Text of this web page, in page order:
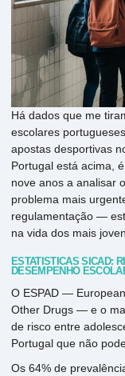
Há dados que me
escolares
apostas desportivas
Portugal está acima,
nove anos a analisar
problema mais
regulamentação —
na vida dos mais
ESTATÍSTICAS SICAD:
DESEMPENHO
O ESPAD —
Other Drugs — e o
de risco entre
Portugal que não
Os 64% de